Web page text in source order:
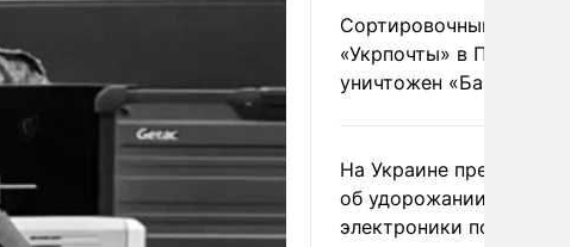
Сортировочный пункт
«Укрпочты» в
уничтожен
На Украине
об удорожании
электроники после